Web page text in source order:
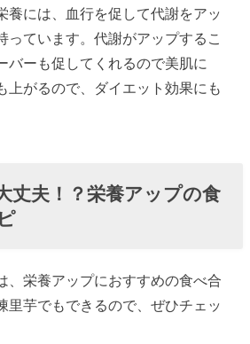
養には、血行を促して代謝をアッ
っています。代謝がアップするこ
バーも促してくれるので美肌に
上がるので、ダイエット効果にも
丈夫！？栄養アップの食
、栄養アップにおすすめの食べ合
里芋でもできるので、ぜひチェッ